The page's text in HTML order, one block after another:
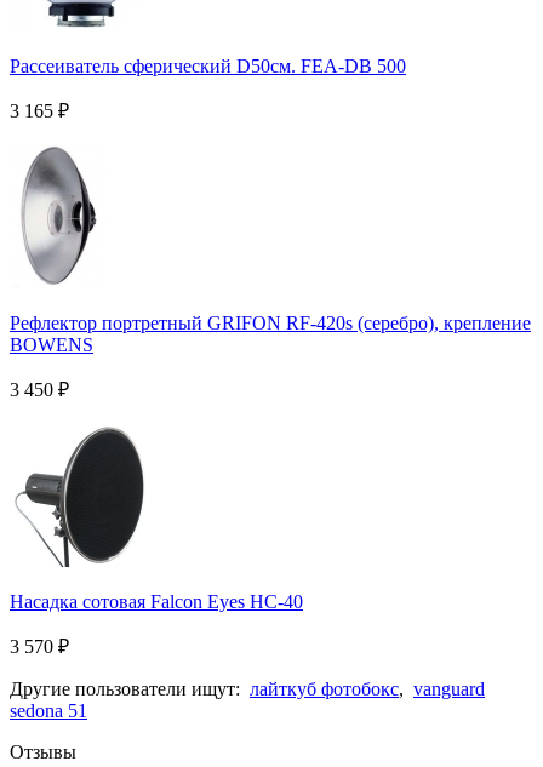
Рассеиватель сферический D50см. FEA-DB 500
3 165 ₽
Рефлектор портретный GRIFON RF-420s (серебро), крепление
BOWENS
3 450 ₽
Насадка сотовая Falcon Eyes HC-40
3 570 ₽
Другие пользователи ищут: лайткуб фотобокс, vanguard
sedona 51
Отзывы